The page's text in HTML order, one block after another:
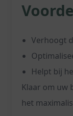
Verhoogt
Helpt bij
Klaar om uw
het